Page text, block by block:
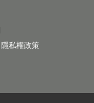
隱私權政策